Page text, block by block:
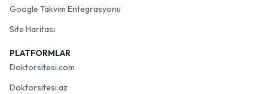
Google Takvim Entegrasyonu
Site Haritası
PLATFORMLAR
Doktorsitesi.com
Doktorsitesi.az